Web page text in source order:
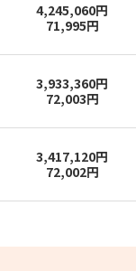
4,245,060円
71,995円
3,933,360円
72,003円
3,417,120円
72,002円